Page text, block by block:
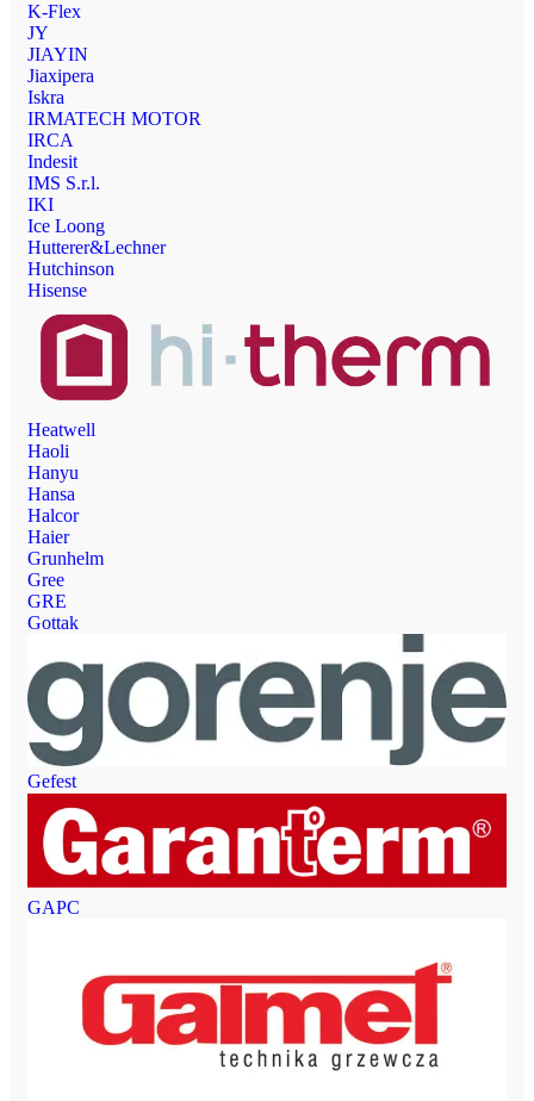
K-Flex
JY
JIAYIN
Jiaxipera
Iskra
IRMATECH MOTOR
IRCA
Indesit
IMS S.r.l.
IKI
Ice Loong
Hutterer&Lechner
Hutchinson
Hisense
Heatwell
Haoli
Hanyu
Hansa
Halcor
Haier
Grunhelm
Gree
GRE
Gottak
Gefest
GAPC